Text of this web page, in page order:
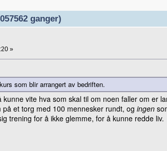
ganger)
»
som blir arrangert av bedriften.
kunne vite hva som skal til om noen faller om er
et torg med 100 mennesker rundt, og ingen
trening for å ikke glemme, for å kunne redde liv.